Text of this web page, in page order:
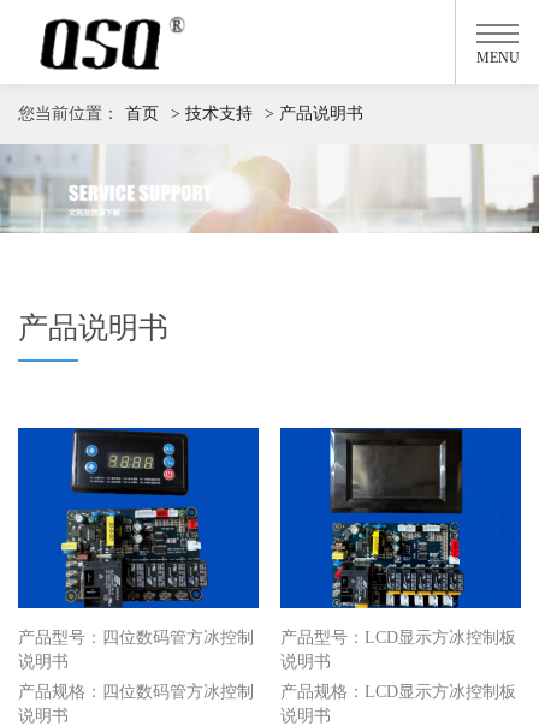
MENU
您当前位置： 首页 > 技术支持 > 产品说明书
产品说明书
产品型号：四位数码管方冰控制
说明书
产品规格：四位数码管方冰控制
说明书
产品型号：LCD显示方冰控制板
说明书
产品规格：LCD显示方冰控制板
说明书